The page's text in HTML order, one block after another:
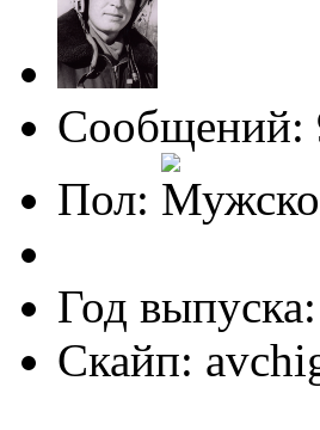
Сообщений:
Пол:
Год
Скайп: